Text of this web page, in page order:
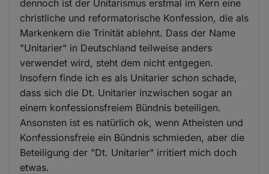
dennoch ist der Unitarismus erstmal im Kern eine
christliche und reformatorische Konfession, die als
Markenkern die Trinität ablehnt. Dass der Name
"Unitarier" in Deutschland teilweise anders
verwendet wird, steht dem nicht entgegen.
Insofern finde ich es als Unitarier schon schade,
dass sich die Dt. Unitarier inzwischen sogar an
einem konfessionsfreiem Bündnis beteiligen.
Ansonsten ist es natürlich ok, wenn Atheisten und
Konfessionsfreie ein Bündnis schmieden, aber die
Beteiligung der "Dt. Unitarier" irritiert mich doch
etwas.